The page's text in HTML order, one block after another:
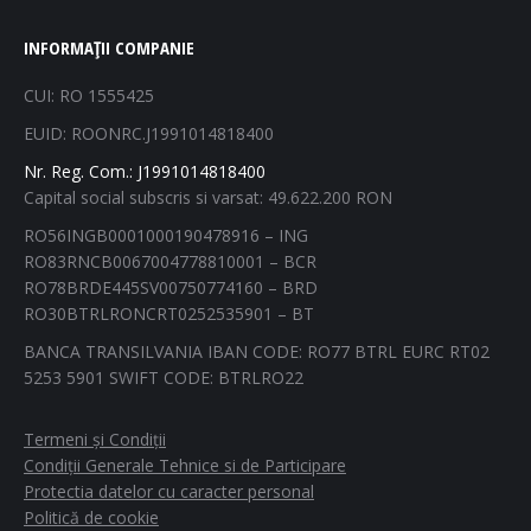
opens
in
opens
in
opens
in
window
opens
in
window
INFORMAȚII COMPANIE
CUI: RO 1555425
EUID: ROONRC.J1991014818400
Nr. Reg. Com.: J1991014818400
Capital social subscris si varsat: 49.622.200 RON
RO56INGB0001000190478916 – ING
RO83RNCB0067004778810001 – BCR
RO78BRDE445SV00750774160 – BRD
RO30BTRLRONCRT0252535901 – BT
BANCA TRANSILVANIA IBAN CODE: RO77 BTRL EURC RT02
5253 5901 SWIFT CODE: BTRLRO22
Termeni și Condiții
Condiții Generale Tehnice si de Participare
Protectia datelor cu caracter personal
Politică de cookie